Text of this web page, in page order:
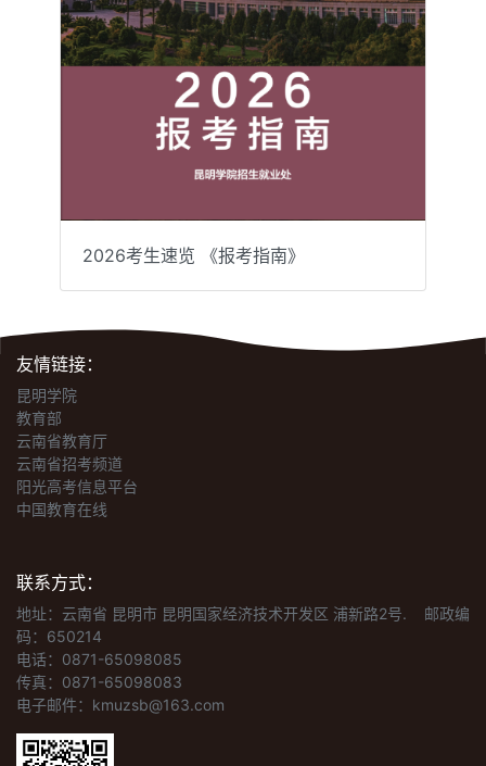
2026考生速览 《报考指南》
友情链接：
昆明学院
教育部
云南省教育厅
云南省招考频道
阳光高考信息平台
中国教育在线
联系方式：
地址：云南省 昆明市 昆明国家经济技术开发区 浦新路2号.
邮政编
码：650214
电话：0871-65098085
传真：0871-65098083
电子邮件：kmuzsb@163.com